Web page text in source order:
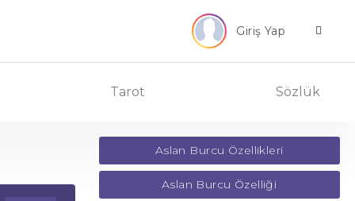
Giriş Yap
Tarot Sözlük
Aslan Burcu Özellikleri
Aslan Burcu Özelliği